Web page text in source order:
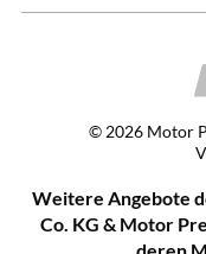
© 2026 Motor
Weitere Angebote
Co. KG & Motor
deren